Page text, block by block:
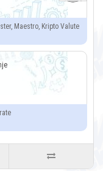
Maestro, Kripto Valute